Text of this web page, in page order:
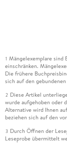
1 Mängelexemplare sind
einschränken.
Die frühere
sich auf den
2 Diese Artikel
wurde aufgehoben oder
Alternative wird Ihnen
beziehen sich auf den
3 Durch Öffnen der
Leseprobe übermittelt